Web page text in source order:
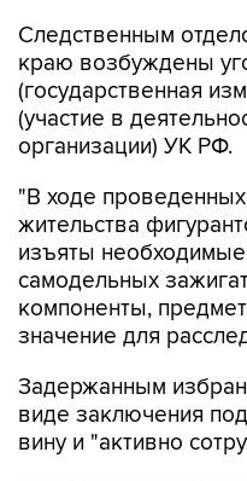
Следственным
краю возбуждены
(государственная
(участие в
организации) УК РФ.
"В ходе
жительства
изъяты
самодельных
компоненты,
значение для
Задержанным
виде заключения
вину и "активно